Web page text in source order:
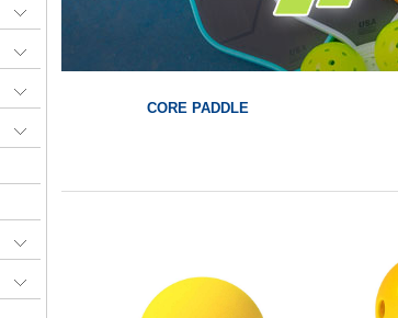
CORE PADDLE